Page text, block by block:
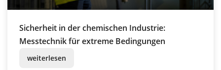
Sicherheit in der chemischen Industrie:
Messtechnik für extreme Bedingungen
weiterlesen